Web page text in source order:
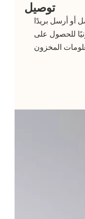
توصيل
أو أرسل بريدًا
للحصول على
المخزون